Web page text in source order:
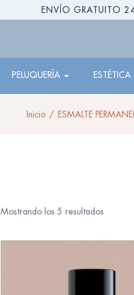
ENVÍO GRATUITO
PELUQUERÍA ESTÉTICA
Inicio ESMALTE
Mostrando los 5 resultados